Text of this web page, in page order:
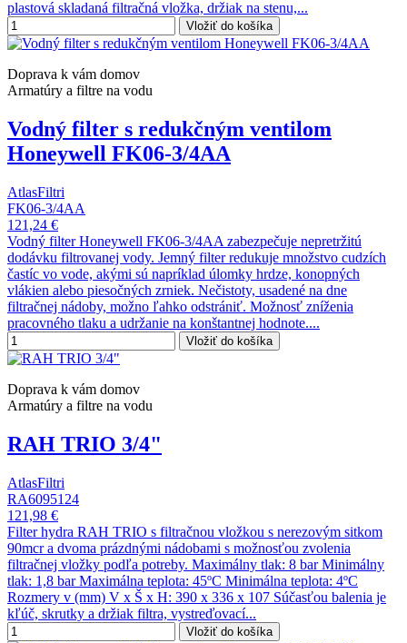
plastová skladaná filtračná vložka, držiak na stenu,...
Vložiť do košíka
Doprava k vám domov
Armatúry a filtre na vodu
Vodný filter s redukčným ventilom
Honeywell FK06-3/4AA
AtlasFiltri
FK06-3/4AA
121,24 €
Vodný filter Honeywell FK06-3/4AA zabezpečuje nepretržitú
dodávku filtrovanej vody. Jemný filter redukuje množstvo cudzích
častíc vo vode, akými sú napríklad úlomky hrdze, konopných
vlákien alebo piesočných zrniek. Nečistoty, usadené na dne
filtračnej nádoby, možno ľahko odstrániť. Možnosť zníženia
pracovného tlaku a udržanie na konštantnej hodnote....
Vložiť do košíka
Doprava k vám domov
Armatúry a filtre na vodu
RAH TRIO 3/4"
AtlasFiltri
RA6095124
121,98 €
Filter hydra RAH TRIO s filtračnou vložkou s nerezovým sitkom
90mcr a dvoma prázdnými nádobami s možnosťou zvolenia
filtračnej vložky podľa potreby. Maximálny tlak: 8 bar Minimálny
tlak: 1,8 bar Maximálna teplota: 45ºC Minimálna teplota: 4ºC
Rozmery v (mm) V x Š x H: 390 x 336 x 107 Súčasťou balenia je
kľúč, skrutky a držiak filtra, vystreďovací...
Vložiť do košíka